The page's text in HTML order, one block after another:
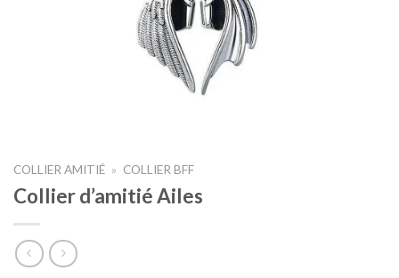
COLLIER AMITIÉ » COLLIER BFF
Collier d’amitié Ailes